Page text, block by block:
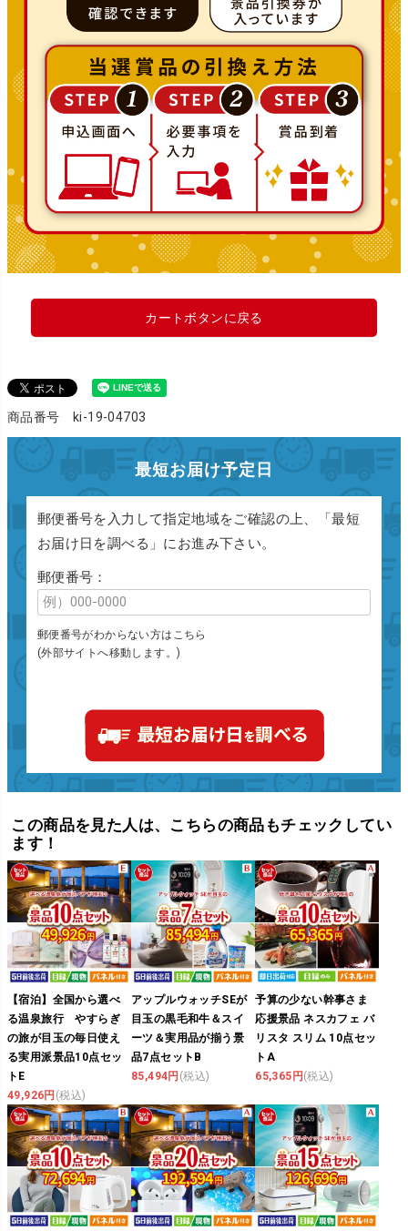
カートボタンに戻る
商品番号 ki-19-04703
最短お届け予定日
郵便番号を入力して指定地域をご確認の上、「最短
お届け日を調べる」にお進み下さい。
郵便番号：
郵便番号がわからない方はこちら
(外部サイトへ移動します。)
この商品を見た人は、こちらの商品もチェックしてい
ます！
【宿泊】全国から選べ
る温泉旅行 やすらぎ
の旅が目玉の毎日使え
る実用派景品10点セッ
トE
49,926円 (税込)
アップルウォッチSEが
目玉の黒毛和牛＆スイ
ーツ＆実用品が揃う景
品7点セットB
85,494円 (税込)
予算の少ない幹事さま
応援景品 ネスカフェ バ
リスタ スリム 10点セッ
トA
65,365円(税込)